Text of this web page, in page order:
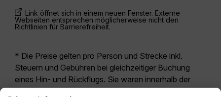
Link öffnet sich in einem neuen Fenster. Externe
Webseiten entsprechen möglicherweise nicht den
Richtlinien für Barrierefreiheit.
* Die Preise gelten pro Person und Strecke inkl.
Steuern und Gebühren bei gleichzeitiger Buchung
eines Hin- und Rückflugs. Sie waren innerhalb der
letzten 24 Stunden verfügbar und sind